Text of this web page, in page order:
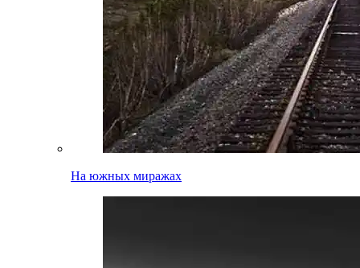
На южных миражах